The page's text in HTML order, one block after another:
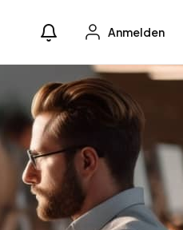
Anmelden